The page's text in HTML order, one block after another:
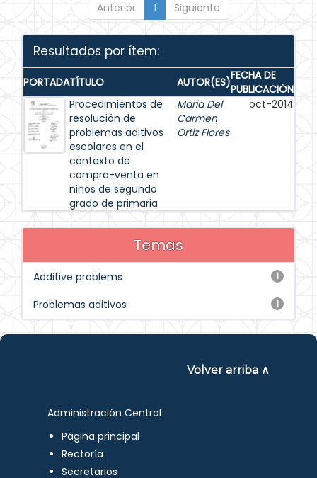
Anterior 1 Siguiente
Resultados por ítem:
PORTADATÍTULO AUTOR(ES)FECHA DE
PUBLICACIÓN
Procedimientos de
resolución de
problemas aditivos
escolares en el
contexto de
compra-venta en
niños de segundo
grado de primaria
Maria Del
Carmen
Ortiz Flores
oct-2014
Temas
1
Additive problems
1
Problemas aditivos
Volver arriba ∧
Administración Central
Página principal
Rectoría
Secretarios